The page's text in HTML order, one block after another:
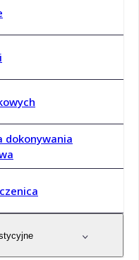
dokonywania